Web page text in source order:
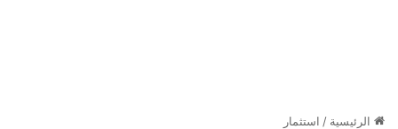
الرئيسية / استثمار